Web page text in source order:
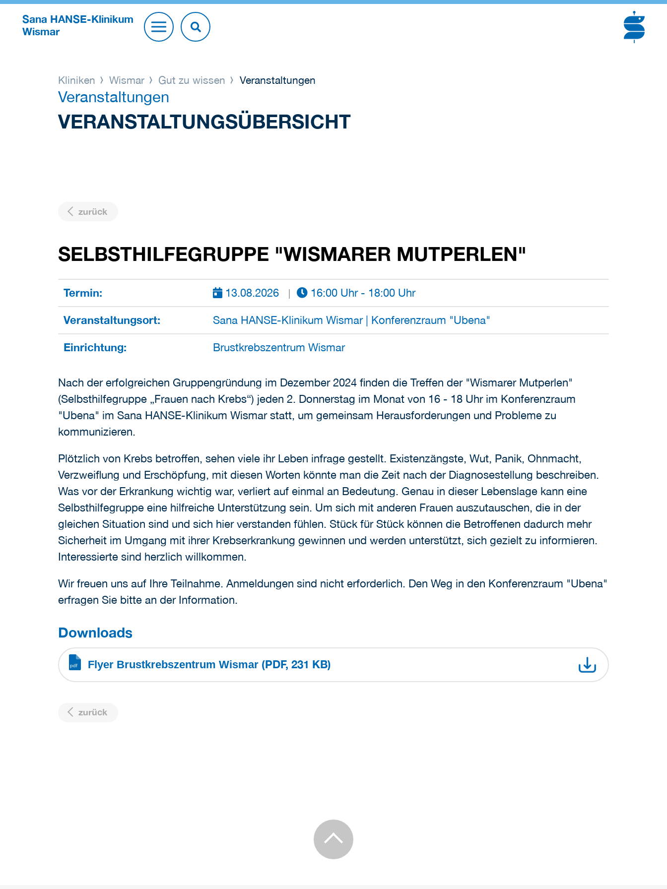
Sana HANSE-Klinikum
Wismar
Kliniken Wismar Gut zu wissen Veranstaltungen
Veranstaltungen
VERANSTALTUNGSÜBERSICHT
zurück
SELBSTHILFEGRUPPE "WISMARER MUTPERLEN"
Termin: 13.08.2026 16:00 Uhr - 18:00 Uhr
Veranstaltungsort: Sana HANSE-Klinikum Wismar | Konferenzraum "Ubena"
Einrichtung: Brustkrebszentrum Wismar
Nach der erfolgreichen Gruppengründung im Dezember 2024 finden die Treffen der "Wismarer Mutperlen"
(Selbsthilfegruppe „Frauen nach Krebs“) jeden 2. Donnerstag im Monat von 16 - 18 Uhr im Konferenzraum
"Ubena" im Sana HANSE-Klinikum Wismar statt, um gemeinsam Herausforderungen und Probleme zu
kommunizieren.
Plötzlich von Krebs betroffen, sehen viele ihr Leben infrage gestellt. Existenzängste, Wut, Panik, Ohnmacht,
Verzweiflung und Erschöpfung, mit diesen Worten könnte man die Zeit nach der Diagnosestellung beschreiben.
Was vor der Erkrankung wichtig war, verliert auf einmal an Bedeutung. Genau in dieser Lebenslage kann eine
Selbsthilfegruppe eine hilfreiche Unterstützung sein. Um sich mit anderen Frauen auszutauschen, die in der
gleichen Situation sind und sich hier verstanden fühlen. Stück für Stück können die Betroffenen dadurch mehr
Sicherheit im Umgang mit ihrer Krebserkrankung gewinnen und werden unterstützt, sich gezielt zu informieren.
Interessierte sind herzlich willkommen.
Wir freuen uns auf Ihre Teilnahme. Anmeldungen sind nicht erforderlich. Den Weg in den Konferenzraum "Ubena"
erfragen Sie bitte an der Information.
Downloads
Flyer Brustkrebszentrum Wismar (PDF, 231 KB)
zurück